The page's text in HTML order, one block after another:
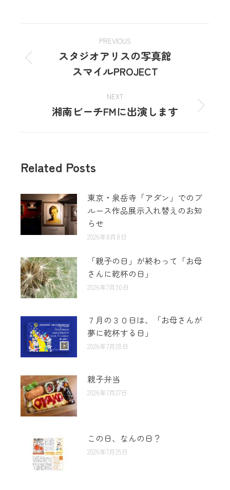
PREVIOUS
スタジオアリスの写真館
スマイルPROJECT
NEXT
湘南ビーチFMに出演します
Related Posts
東京・泉岳寺「アダン」でのブ
ルース作品展示入れ替えのお知
らせ
2026年8月8日
「親子の日」が終わって「お母
さんに乾杯の日」
2026年7月30日
７月の３０日は、「お母さんが
夢に乾杯する日」
2026年7月28日
親子弁当
2026年7月27日
この日、なんの日？
2026年7月25日